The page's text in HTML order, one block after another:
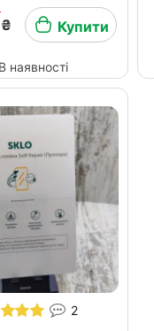
Купити
В наявності
2